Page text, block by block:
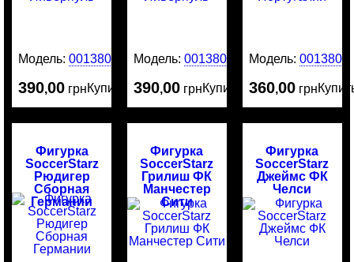
Модель:0013808
390,00 грнКупить
Модель:0013805
390,00 грнКупить
Модель: 0013801
360,00 грн
Фигурка
SoccerStarz
Рюдигер
Сборная
Германии
Фигурка
SoccerStarz
Грилиш ФК
Манчестер
Сити
Фигурка
SoccerStarz
Джеймс ФК
Челси